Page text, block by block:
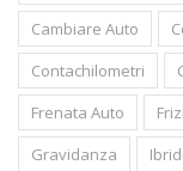
Cambiare Auto
Contachilometri
Frenata Auto
Gravidanza